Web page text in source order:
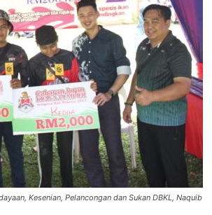
Kesenian, Pelancongan dan Sukan DBKL, Naquib